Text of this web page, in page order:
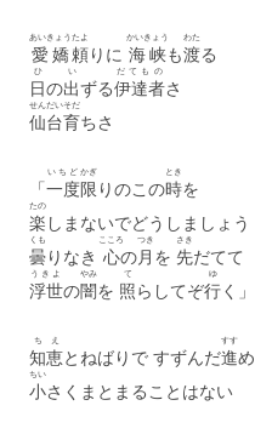
愛嬌
あいきょう
頼
たよ
りに 海峡
かいきょう
も渡
わた
る
日
ひ
の出
い
ずる伊達者
だてもの
さ
仙台
せんだい
育
そだ
ちさ
「一度
いちど
限
かぎ
りのこの時
とき
を
楽
たの
しまないでどうしましょう
曇
くも
りなき 心
こころ
の月
つき
を 先
さき
だてて
浮世
うきよ
の闇
やみ
を 照
て
らしてぞ行
ゆ
く」
知恵
ちえ
とねばりで すずんだ進
すす
め
小
ちい
さくまとまることはない